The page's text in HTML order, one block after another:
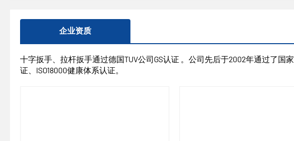
企业资质
十字扳手、拉杆扳手通过德国TUV公司GS认证 。公司先后于2002年通过了国
证、ISO18000健康体系认证。